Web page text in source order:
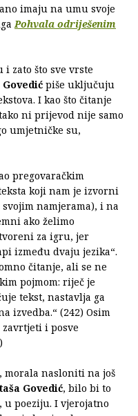
imaju na umu svoje
Pohvala odriješenim
i zato što sve vrste
Govedić piše uključuju
I kao što čitanje
ni prijevod nije samo
umjetničke su,
pregovaračkim
koji nam je izvorni
namjerama), i na
ako želimo
za igru, jer
između dvaju jezika“.
čitanje, ali se ne
pojmom: riječ je
tekst, nastavlja ga
izvedba.“ (242) Osim
zavrtjeti i posve
morala nasloniti na još
Govedić, bilo bi to
u poeziju. I vjerojatno